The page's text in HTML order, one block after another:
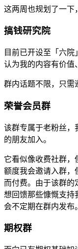
这两周也规划了一下
搞钱研究院
目前已开设至「六
认为我的内容有价值
群内话题不限，只需
荣誉会员群
该群专属于老粉丝，
的朋友加入。
它看似像收费社群，
额度我会邀请入群，
而付费。由于该群的
想回馈那些慷慨支持
会不定期在群内发布。
期权群